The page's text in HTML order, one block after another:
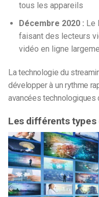
tous les appareils
Décembre 2020 : Le
faisant des lecteurs
vidéo en ligne
La technologie du
développer à un rythme
avancées technologiques
Les différents types